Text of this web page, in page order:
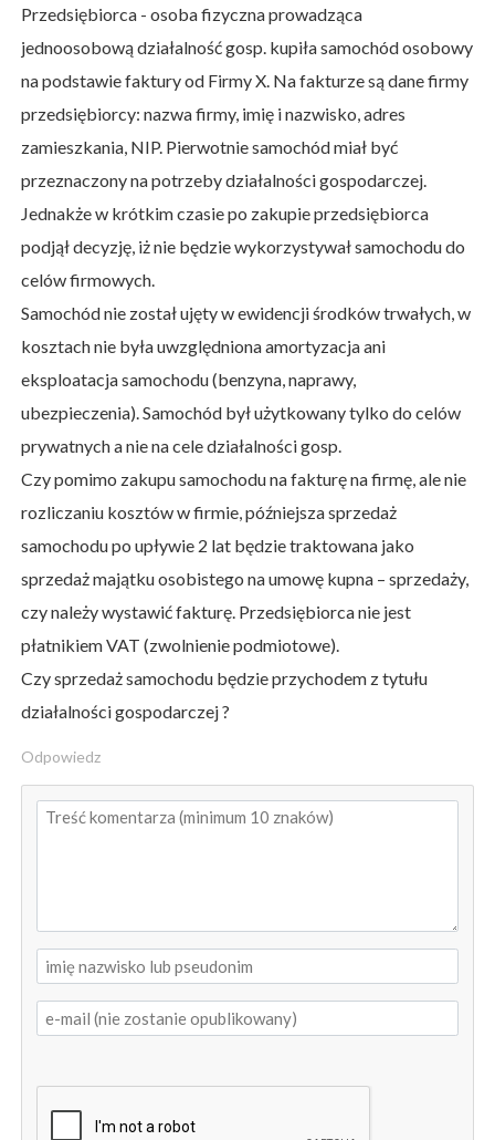
Przedsiębiorca - osoba fizyczna prowadząca
jednoosobową działalność gosp. kupiła samochód osobowy
na podstawie faktury od Firmy X. Na fakturze są dane firmy
przedsiębiorcy: nazwa firmy, imię i nazwisko, adres
zamieszkania, NIP. Pierwotnie samochód miał być
przeznaczony na potrzeby działalności gospodarczej.
Jednakże w krótkim czasie po zakupie przedsiębiorca
podjął decyzję, iż nie będzie wykorzystywał samochodu do
celów firmowych.
Samochód nie został ujęty w ewidencji środków trwałych, w
kosztach nie była uwzględniona amortyzacja ani
eksploatacja samochodu (benzyna, naprawy,
ubezpieczenia). Samochód był użytkowany tylko do celów
prywatnych a nie na cele działalności gosp.
Czy pomimo zakupu samochodu na fakturę na firmę, ale nie
rozliczaniu kosztów w firmie, późniejsza sprzedaż
samochodu po upływie 2 lat będzie traktowana jako
sprzedaż majątku osobistego na umowę kupna – sprzedaży,
czy należy wystawić fakturę. Przedsiębiorca nie jest
płatnikiem VAT (zwolnienie podmiotowe).
Czy sprzedaż samochodu będzie przychodem z tytułu
działalności gospodarczej ?
Odpowiedz